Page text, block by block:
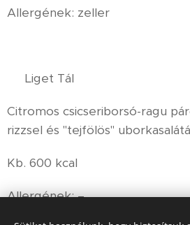
Allergének: zeller
🌿 Liget Tál
Citromos csicseriborsó-ragu
rizzsel és "tejfölös"
Kb. 600 kcal
Allergének: –